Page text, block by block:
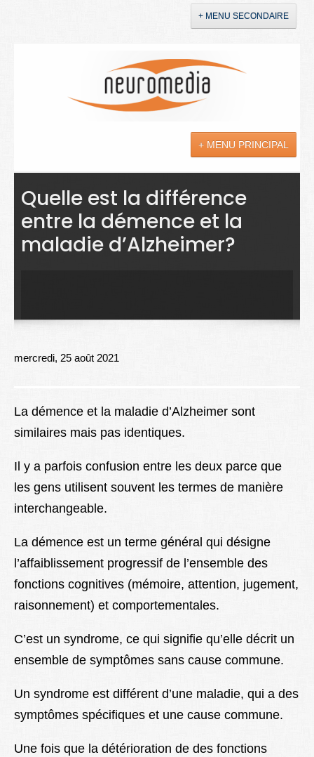
+ MENU SECONDAIRE
+ MENU PRINCIPAL
Actualités
Sciences
Maladies
Better Health
Quelle est la différence
entre la démence et la
maladie d’Alzheimer?
mercredi, 25 août 2021
La démence et la maladie d’Alzheimer sont
similaires mais pas identiques.
Il y a parfois confusion entre les deux parce que
les gens utilisent souvent les termes de manière
interchangeable.
La démence est un terme général qui désigne
l’affaiblissement progressif de l’ensemble des
fonctions cognitives (mémoire, attention, jugement,
raisonnement) et comportementales.
C’est un syndrome, ce qui signifie qu’elle décrit un
ensemble de symptômes sans cause commune.
Un syndrome est différent d’une maladie, qui a des
symptômes spécifiques et une cause commune.
Une fois que la détérioration de des fonctions